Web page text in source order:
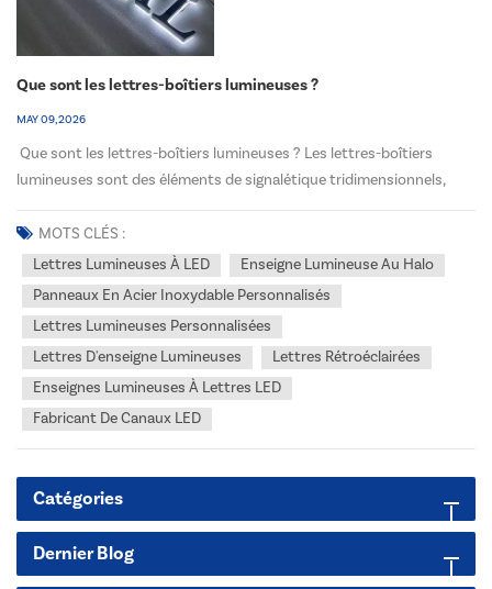
Que sont les lettres-boîtiers lumineuses ?
MAY 09, 2026
Que sont les lettres-boîtiers lumineuses ? Les lettres-boîtiers
lumineuses sont des éléments de signalétique tridimensionnels,
fabriqués sur mesure et dotés de systèmes d'éclairage LED intégrés.
Elles sont largement utilisées pour les façades de magasins, la
signalétique de bâtiments et la publicit...
MOTS CLÉS :
Lettres Lumineuses À LED
Enseigne Lumineuse Au Halo
Panneaux En Acier Inoxydable Personnalisés
Lettres Lumineuses Personnalisées
Lettres D'enseigne Lumineuses
Lettres Rétroéclairées
Enseignes Lumineuses À Lettres LED
Fabricant De Canaux LED
Catégories
Dernier Blog